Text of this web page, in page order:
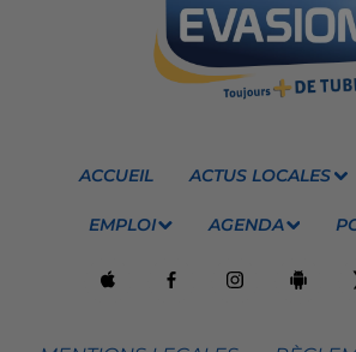
ACCUEIL ACTUS LOCALES
EMPLOI AGENDA